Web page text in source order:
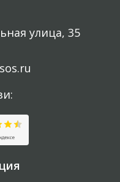
улица, 35